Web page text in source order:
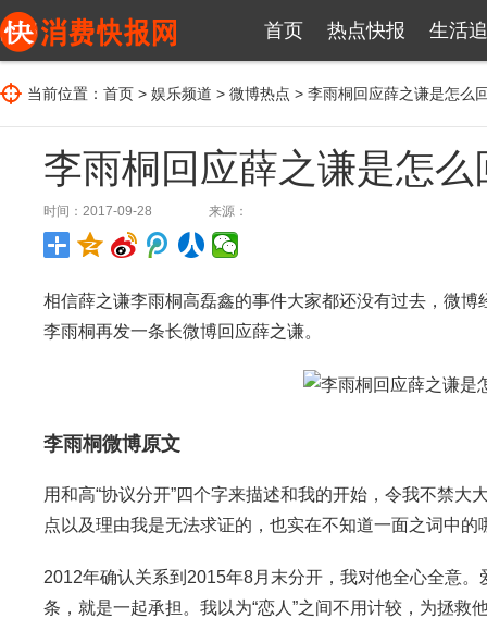
首页 热点快报 生活
当前位置： 首页 > 娱乐频道 > 微博热点 > 李雨桐回应薛之谦是怎么
李雨桐回应薛之谦是怎
时间：2017-09-28 来源：
相信薛之谦李雨桐高磊鑫的事件大家都还没有过去，微
李雨桐再发一条长微博回应薛之谦。
李雨桐微博原文
用和高“协议分开”四个字来描述和我的开始，令我不禁
点以及理由我是无法求证的，也实在不知道一面之词中的
2012年确认关系到2015年8月末分开，我对他全心全意
条，就是一起承担。我以为“恋人”之间不用计较，为拯救